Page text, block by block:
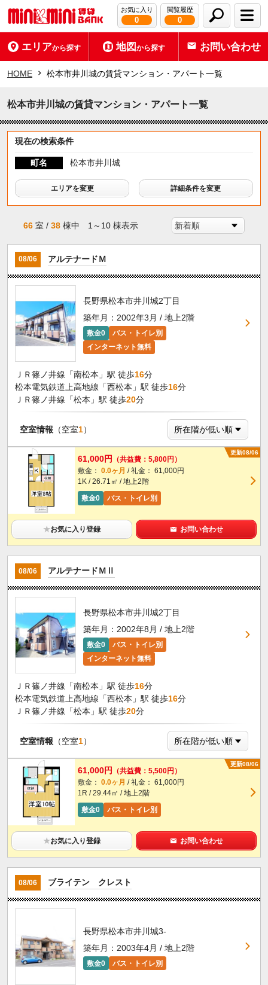
お気に入り
0
閲覧履歴
0
エリアから探す 地図から探す お問い合わせ
HOME 松本市井川城の賃貸マンション・アパート一覧
松本市井川城の賃貸マンション・アパート一覧
現在の検索条件
町名 松本市井川城
エリアを変更 詳細条件を変更
66 室 /38 棟中 1～10 棟表示
08/06 アルテナードＭ
長野県松本市井川城2丁目
築年月：2002年3月 / 地上2階
敷金0
バス・トイレ別
インターネット無料
ＪＲ篠ノ井線「南松本」駅 徒歩16分
松本電気鉄道上高地線「西松本」駅 徒歩16分
ＪＲ篠ノ井線「松本」駅 徒歩20分
空室情報 （空室1）
更新08/06
61,000円
（共益費：5,800円）
敷金： 0.0ヶ月 / 礼金： 61,000円
1K / 26.71㎡ / 地上2階
敷金0
バス・トイレ別
★お気に入り登録 お問い合わせ
08/06 アルテナードＭⅡ
長野県松本市井川城2丁目
築年月：2002年8月 / 地上2階
敷金0
バス・トイレ別
インターネット無料
ＪＲ篠ノ井線「南松本」駅 徒歩16分
松本電気鉄道上高地線「西松本」駅 徒歩16分
ＪＲ篠ノ井線「松本」駅 徒歩20分
空室情報 （空室1）
更新08/06
61,000円
（共益費：5,500円）
敷金： 0.0ヶ月 / 礼金： 61,000円
1R / 29.44㎡ / 地上2階
敷金0
バス・トイレ別
★お気に入り登録 お問い合わせ
08/06 ブライテン クレスト
長野県松本市井川城3-
築年月：2003年4月 / 地上2階
敷金0 バス・トイレ別